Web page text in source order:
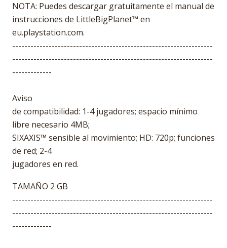
NOTA: Puedes descargar gratuitamente el manual de
instrucciones de LittleBigPlanet™ en
eu.playstation.com.
------------------------------------------------------------------
------------------------------------------------------------------
-------------
Aviso
de compatibilidad: 1-4 jugadores; espacio mínimo
libre necesario 4MB;
SIXAXIS™ sensible al movimiento; HD: 720p; funciones
de red; 2-4
jugadores en red.
TAMAÑO 2 GB
------------------------------------------------------------------
------------------------------------------------------------------
-------------